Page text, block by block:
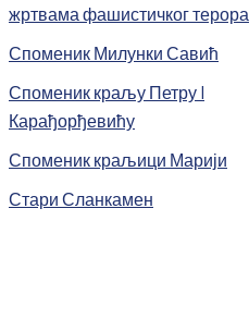
жртвама фашистичког терора
Споменик Милунки Савић
Споменик краљу Петру I
Карађорђевићу
Споменик краљици Марији
Стари Сланкамен